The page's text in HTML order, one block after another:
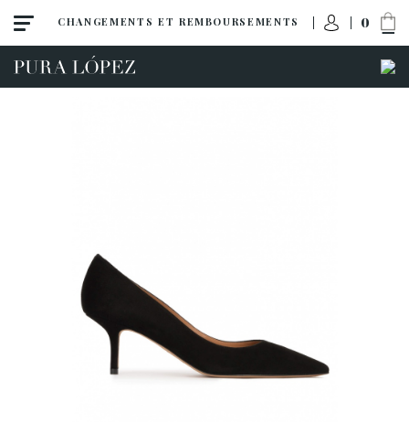
CHANGEMENTS ET REMBOURSEMENTS 0
Talon haut
Talon moyen